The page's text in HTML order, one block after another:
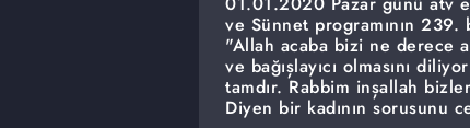
ve Sünnet programının
"Allah acaba bizi ne derece
ve bağışlayıcı olmasını
tamdır. Rabbim inşallah
Diyen bir kadının sorusunu